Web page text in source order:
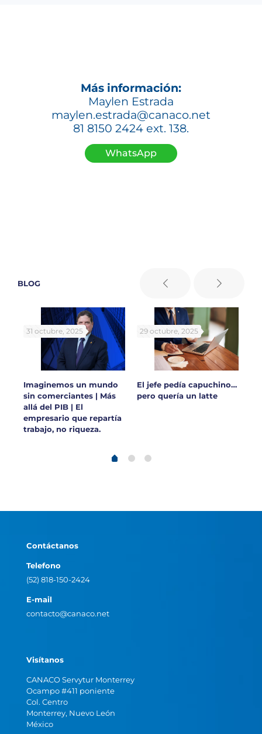
Más información:
Maylen Estrada
maylen.estrada@canaco.net
81 8150 2424 ext. 138.
WhatsApp
BLOG
31 octubre, 2025
Imaginemos un mundo
sin comerciantes | Más
allá del PIB | El
empresario que repartía
trabajo, no riqueza.
29 octubre, 2025
El jefe pedía capuchino…
pero quería un latte
Contáctanos
Telefono
(52) 818-150-2424
E-mail
contacto@canaco.net
Visítanos
CANACO Servytur Monterrey
Ocampo #411 poniente
Col. Centro
Monterrey, Nuevo León
México